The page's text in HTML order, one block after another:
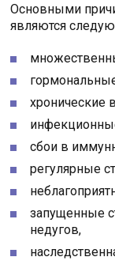
Основными
являются
хронические
сбои в
регулярные
запущенные
недугов,